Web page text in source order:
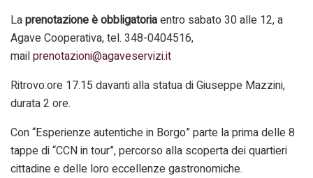
Laprenotazione è obbligatoriaentro sabato 30 alle 12, a
Agave Cooperativa, tel. 348-0404516,
mailprenotazioni@agaveservizi.it
Ritrovo:ore 17.15 davanti alla statua di Giuseppe Mazzini,
durata 2 ore.
Con “Esperienze autentiche in Borgo” parte la prima delle 8
tappe di “CCN in tour”, percorso alla scoperta dei quartieri
cittadine e delle loro eccellenze gastronomiche.